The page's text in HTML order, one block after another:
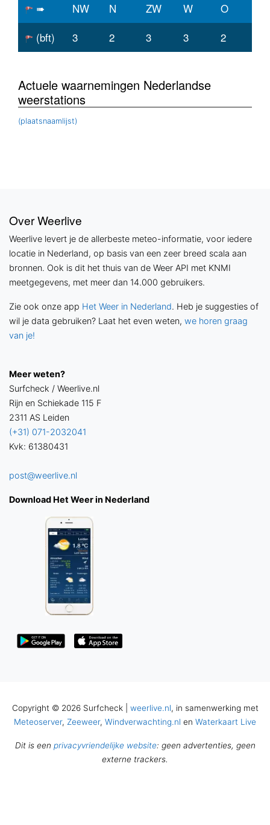
➠ NW N ZW W
O
(bft)
3 2 3 3 2
Actuele waarnemingen Nederlandse
weerstations
(plaatsnaamlijst)
Over Weerlive
Weerlive levert je de allerbeste meteo-informatie, voor iedere
locatie in Nederland, op basis van een zeer breed scala aan
bronnen. Ook is dit het thuis van de Weer API met KNMI
meetgegevens, met meer dan 14.000 gebruikers.
Zie ook onze app Het Weer in Nederland. Heb je suggesties of
wil je data gebruiken? Laat het even weten, we horen graag
van je!
Meer weten?
Surfcheck / Weerlive.nl
Rijn en Schiekade 115 F
2311 AS Leiden
(+31) 071-2032041
Kvk: 61380431
post@weerlive.nl
Download Het Weer in Nederland
Copyright © 2026 Surfcheck | weerlive.nl, in samenwerking met
Meteoserver, Zeeweer, Windverwachting.nl en Waterkaart Live
Dit is een privacyvriendelijke website: geen advertenties, geen
externe trackers.